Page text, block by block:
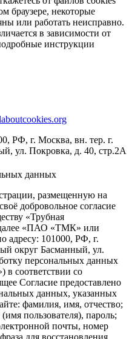
браузере, некоторые
или работать неисправно.
в зависимости от
инструкции
РФ, г. Москва, вн. тер. г.
ул. Покровка, д. 40, стр.2А
данных
размещенную на
добровольное согласие
«Трубная
«ПАО «ТМК» или
адресу: 101000, РФ, г.
округ Басманный, ул.
персональных данных
в соответствии со
Согласие предоставлено
данных, указанных
фамилия, имя, отчество;
пользователя), пароль;
почты, номер
для восстановления